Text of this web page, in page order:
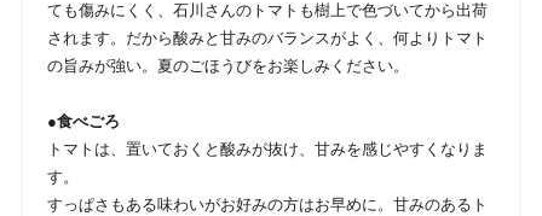
ても傷みにくく、石川さんのトマトも樹上で色づいてから出荷
されます。だから酸みと甘みのバランスがよく、何よりトマト
の旨みが強い。夏のごほうびをお楽しみください。
●食べごろ
トマトは、置いておくと酸みが抜け、甘みを感じやすくなりま
す。
すっぱさもある味わいがお好みの方はお早めに。甘みのあるト